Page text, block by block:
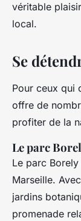
véritable
local.
Se
Pour ceux qui
offre de
profiter de la
Le parc
Le parc
Marseille.
jardins
promenade